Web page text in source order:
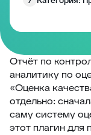
10 Изменение
Запрос
данных
12 EddyPlay
13 Опросы/
Отчёт по
аналитику по
«Оценка
отдельно:
саму систему
этот плагин для